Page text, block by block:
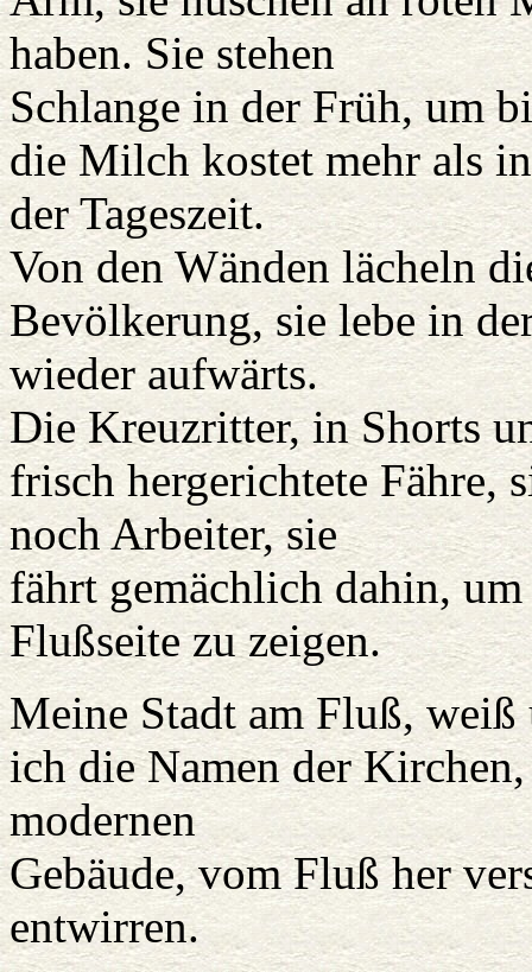
haben. Sie stehen
Schlange in der Früh, um
die Milch kostet mehr als
der Tageszeit.
Von den Wänden lächeln
Bevölkerung, sie lebe in
wieder aufwärts.
Die Kreuzritter, in Shorts
frisch hergerichtete Fähre,
noch Arbeiter, sie
fährt gemächlich dahin,
Flußseite zu zeigen.
Meine Stadt am Fluß,
ich die Namen der
modernen
Gebäude, vom Fluß her
entwirren.